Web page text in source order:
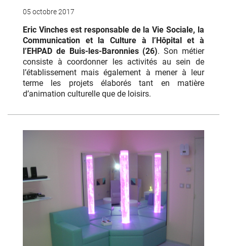
05 octobre 2017
Eric Vinches est responsable de la Vie Sociale, la
Communication et la Culture à l’Hôpital et à
l’EHPAD de Buis-les-Baronnies (26). Son métier
consiste à coordonner les activités au sein de
l’établissement mais également à mener à leur
terme les projets élaborés tant en matière
d’animation culturelle que de loisirs.